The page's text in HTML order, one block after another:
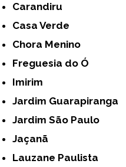
Carandiru
Casa Verde
Chora Menino
Freguesia do Ó
Imirim
Jardim Guarapiranga
Jardim São Paulo
Jaçanã
Lauzane Paulista